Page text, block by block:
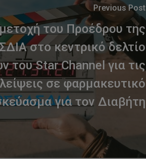
Previous Post
του Προέδρου της
στο κεντρικό δελτίο
του Star Channel για τις
σε φαρμακευτικό
για τον Διαβήτη